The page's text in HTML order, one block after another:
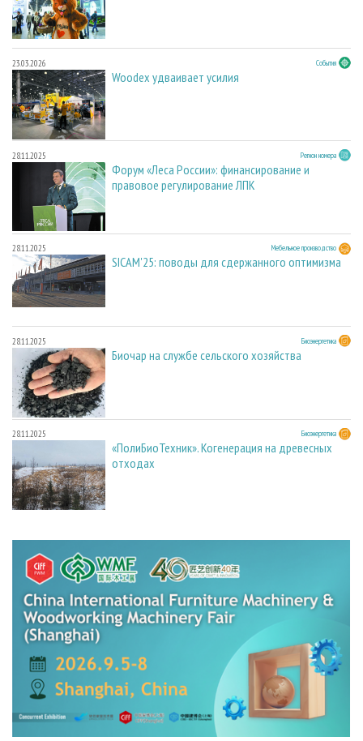
23.03.2026 События
Woodex удваивает усилия
28.11.2025 Регион номера
Форум «Леса России»: финансирование и
правовое регулирование ЛПК
28.11.2025 Мебельное производство
SICAM'25: поводы для сдержанного оптимизма
28.11.2025 Биоэнергетика
Биочар на службе сельского хозяйства
28.11.2025 Биоэнергетика
«ПолиБиоТехник». Когенерация на древесных
отходах